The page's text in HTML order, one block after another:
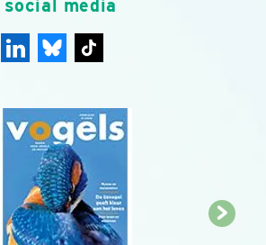
media